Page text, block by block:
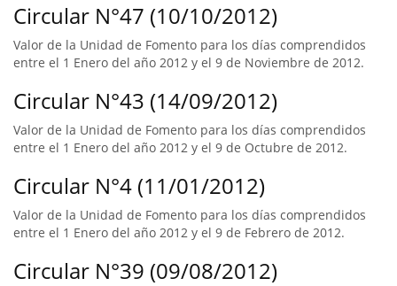
Circular N°47 (10/10/2012)
Valor de la Unidad de Fomento para los días comprendidos
entre el 1 Enero del año 2012 y el 9 de Noviembre de 2012.
Circular N°43 (14/09/2012)
Valor de la Unidad de Fomento para los días comprendidos
entre el 1 Enero del año 2012 y el 9 de Octubre de 2012.
Circular N°4 (11/01/2012)
Valor de la Unidad de Fomento para los días comprendidos
entre el 1 Enero del año 2012 y el 9 de Febrero de 2012.
Circular N°39 (09/08/2012)